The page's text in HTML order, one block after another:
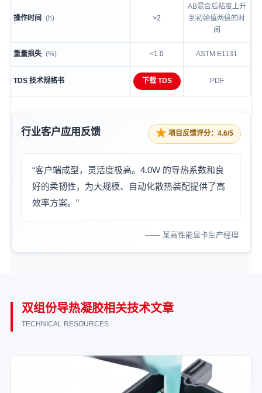
操作时间 (h) >2
AB混合后粘度上升
到初始值两倍的时
间
重量损失 (%) <1.0 ASTM E1131
TDS 技术规格书 下载 TDS PDF
行业客户应用反馈 ★ 项目反馈评分：4.6/5
“客户端成型，灵活度极高。4.0W 的导热系数和良
好的柔韧性，为大规模、自动化散热装配提供了高
效率方案。”
—— 某高性能显卡生产经理
双组份导热凝胶相关技术文章
TECHNICAL RESOURCES